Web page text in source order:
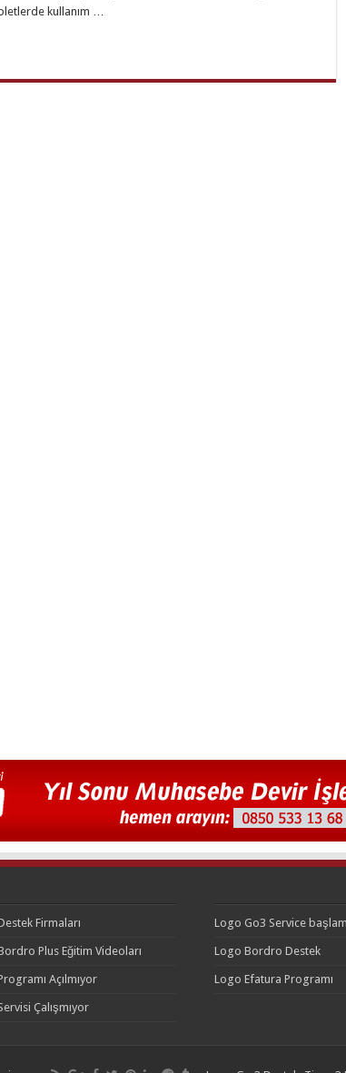
kullanım …
Firmaları
Plus Eğitim Videoları
Açılmıyor
Çalışmıyor
Logo Go3 Service
Logo Bordro Destek
Logo Efatura Programı